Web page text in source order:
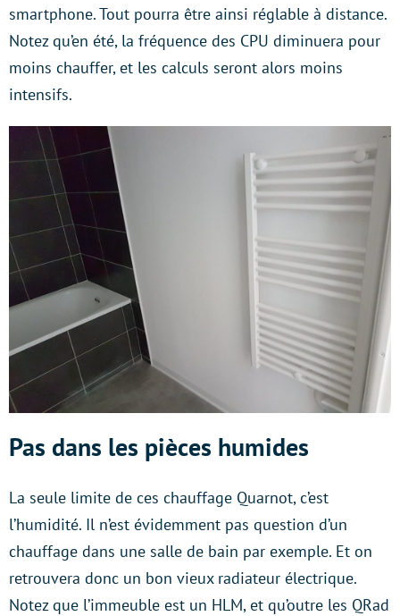
smartphone. Tout pourra être ainsi réglable à distance.
Notez qu’en été, la fréquence des CPU diminuera pour
moins chauffer, et les calculs seront alors moins
intensifs.
Pas dans les pièces humides
La seule limite de ces chauffage Quarnot, c’est
l’humidité. Il n’est évidemment pas question d’un
chauffage dans une salle de bain par exemple. Et on
retrouvera donc un bon vieux radiateur électrique.
Notez que l’immeuble est un HLM, et qu’outre les QRad